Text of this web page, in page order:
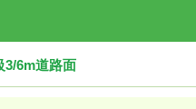
3/6m道路面